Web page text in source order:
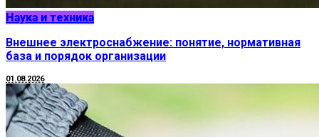
Наука и техника
Внешнее электроснабжение: понятие, нормативная
база и порядок организации
01.08.2026